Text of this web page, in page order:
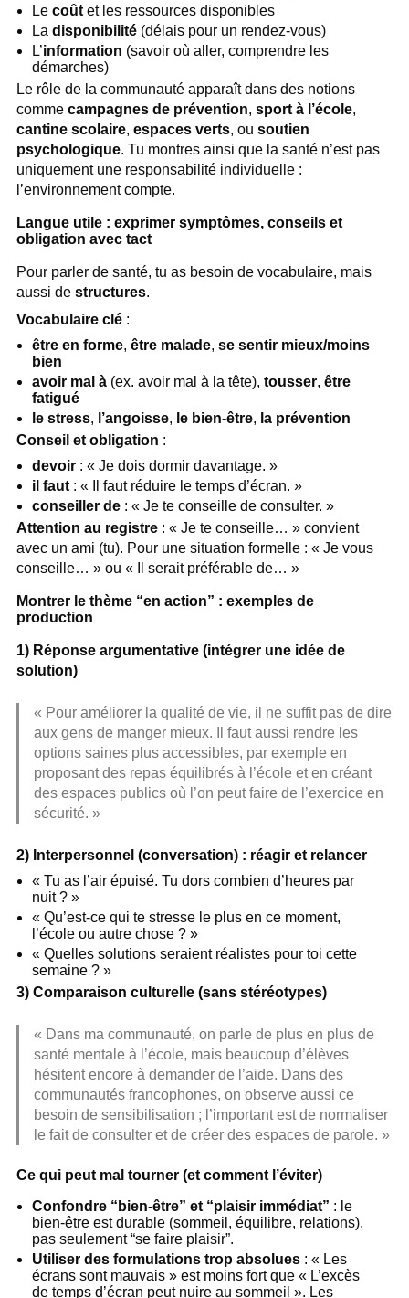
Lecoût et les ressources disponibles
Ladisponibilité (délais pour un rendez-vous)
L’information (savoir où aller, comprendre les
démarches)
Le rôle de la communauté apparaît dans des notions
comme campagnes de prévention, sport à l’école,
cantine scolaire, espaces verts, ou soutien
psychologique. Tu montres ainsi que la santé n’est pas
uniquement une responsabilité individuelle :
l’environnement compte.
Langue utile : exprimer symptômes, conseils et
obligation avec tact
Pour parler de santé, tu as besoin de vocabulaire, mais
aussi de structures.
Vocabulaire clé:
être en forme,être malade,se sentir mieux/moins
bien
avoir mal à (ex. avoir mal à la tête),tousser,être
fatigué
le stress, l’angoisse, le bien-être, la prévention
Conseil et obligation :
devoir : « Je dois dormir davantage. »
il faut : « Il faut réduire le temps d’écran. »
conseiller de : « Je te conseille de consulter. »
Attention au registre: « Je te conseille… » convient
avec un ami (tu). Pour une situation formelle : « Je vous
conseille… » ou « Il serait préférable de… »
Montrer le thème “en action” : exemples de
production
1) Réponse argumentative (intégrer une idée de
solution)
« Pour améliorer la qualité de vie, il ne suffit pas de dire
aux gens de manger mieux. Il faut aussi rendre les
options saines plus accessibles, par exemple en
proposant des repas équilibrés à l’école et en créant
des espaces publics où l’on peut faire de l’exercice en
sécurité. »
2) Interpersonnel (conversation) : réagir et relancer
« Tu as l’air épuisé. Tu dors combien d’heures par
nuit ? »
« Qu’est-ce qui te stresse le plus en ce moment,
l’école ou autre chose ? »
« Quelles solutions seraient réalistes pour toi cette
semaine ? »
3) Comparaison culturelle (sans stéréotypes)
« Dans ma communauté, on parle de plus en plus de
santé mentale à l’école, mais beaucoup d’élèves
hésitent encore à demander de l’aide. Dans des
communautés francophones, on observe aussi ce
besoin de sensibilisation ; l’important est de normaliser
le fait de consulter et de créer des espaces de parole. »
Ce qui peut mal tourner (et comment l’éviter)
Confondre “bien-être” et “plaisir immédiat” : le
bien-être est durable (sommeil, équilibre, relations),
pas seulement “se faire plaisir”.
Utiliser des formulations trop absolues : « Les
écrans sont mauvais » est moins fort que « L’excès
de temps d’écran peut nuire au sommeil ». Les